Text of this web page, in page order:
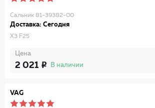
Сальник 81-39382-00
Доставка: Сегодня
X3 F25
Цена
2 021 В наличии
VAG